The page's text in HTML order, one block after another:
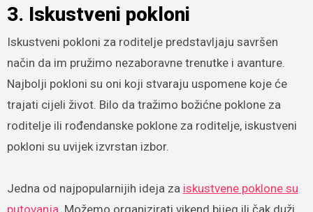
3. Iskustveni pokloni
Iskustveni pokloni za roditelje predstavljaju savršen
način da im pružimo nezaboravne trenutke i avanture.
Najbolji pokloni su oni koji stvaraju uspomene koje će
trajati cijeli život. Bilo da tražimo božićne poklone za
roditelje ili rođendanske poklone za roditelje, iskustveni
pokloni su uvijek izvrstan izbor.
Jedna od najpopularnijih ideja za iskustvene poklone su